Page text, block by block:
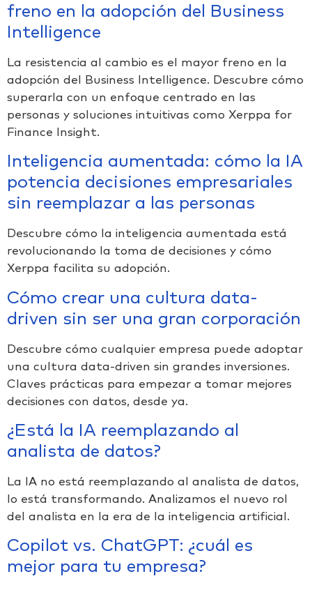
freno en la adopción del Business
Intelligence
La resistencia al cambio es el mayor freno en la
adopción del Business Intelligence. Descubre cómo
superarla con un enfoque centrado en las
personas y soluciones intuitivas como Xerppa for
Finance Insight.
Inteligencia aumentada: cómo la IA
potencia decisiones empresariales
sin reemplazar a las personas
Descubre cómo la inteligencia aumentada está
revolucionando la toma de decisiones y cómo
Xerppa facilita su adopción.
Cómo crear una cultura data-
driven sin ser una gran corporación
Descubre cómo cualquier empresa puede adoptar
una cultura data-driven sin grandes inversiones.
Claves prácticas para empezar a tomar mejores
decisiones con datos, desde ya.
¿Está la IA reemplazando al
analista de datos?
La IA no está reemplazando al analista de datos,
lo está transformando. Analizamos el nuevo rol
del analista en la era de la inteligencia artificial.
Copilot vs. ChatGPT: ¿cuál es
mejor para tu empresa?